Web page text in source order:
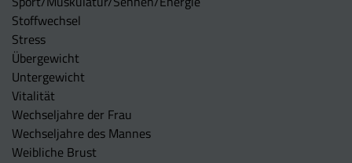
Stoffwechsel
Stress
Übergewicht
Untergewicht
Vitalität
Wechseljahre der Frau
Wechseljahre des Mannes
Weibliche Brust